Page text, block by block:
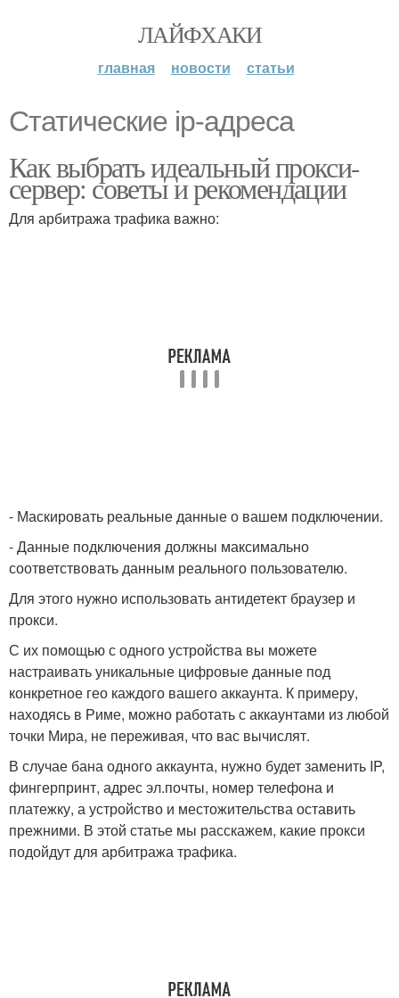
ЛАЙФХАКИ
главная новости статьи
Статические ip-адреса
Как выбрать идеальный прокси-
сервер: советы и рекомендации
Для арбитража трафика важно:
- Маскировать реальные данные о вашем подключении.
- Данные подключения должны максимально
соответствовать данным реального пользователю.
Для этого нужно использовать антидетект браузер и
прокси.
С их помощью с одного устройства вы можете
настраивать уникальные цифровые данные под
конкретное гео каждого вашего аккаунта. К примеру,
находясь в Риме, можно работать с аккаунтами из любой
точки Мира, не переживая, что вас вычислят.
В случае бана одного аккаунта, нужно будет заменить IP,
фингерпринт, адрес эл.почты, номер телефона и
платежку, а устройство и местожительства оставить
прежними. В этой статье мы расскажем, какие прокси
подойдут для арбитража трафика.